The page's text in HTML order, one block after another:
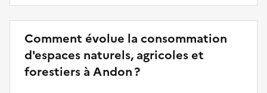
Comment évolue la consommation
d'espaces naturels, agricoles et
forestiers à Andon ?